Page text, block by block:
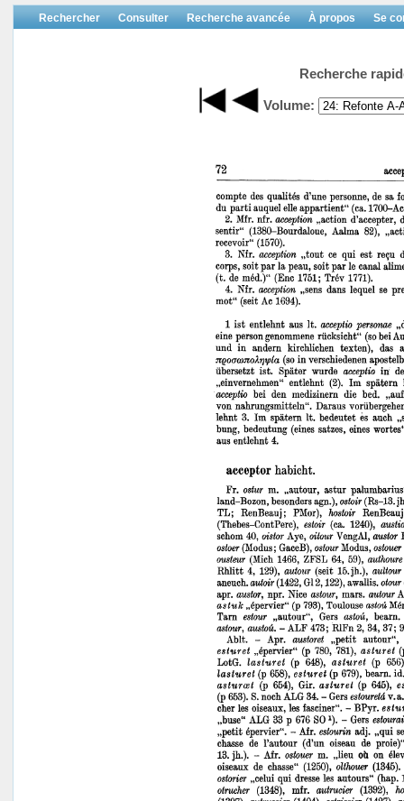
Rechercher Consulter Recherche avancée À propos Se
Recherche
Volume: